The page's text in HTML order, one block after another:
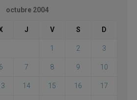
octubre 2004
J V S D
1 2 3
6 7 8 9 10
14 15 16 17